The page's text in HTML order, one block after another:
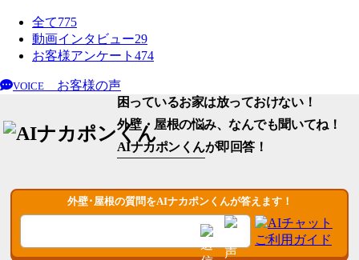
全て775
動画インタビュー29
お客様アンケート 474
VOICE
お客様の声
困っているお家は放っておけない！
外壁・屋根の悩み、なんでも聞いてね！
AIナカポンくんが即回答！
外壁･屋根の質問をAIナカポンくんが答えます！